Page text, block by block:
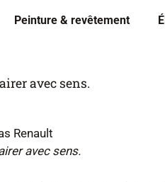
Peinture & revêtement
avec sens.
avec sens.